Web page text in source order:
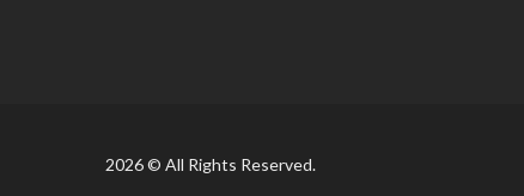
2026 © All Rights Reserved.